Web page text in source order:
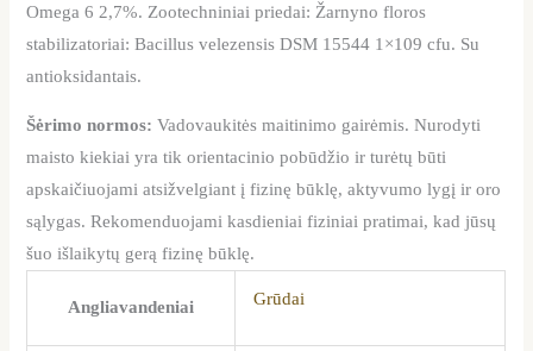
Omega 6 2,7%. Zootechniniai priedai: Žarnyno floros
stabilizatoriai: Bacillus velezensis DSM 15544 1×109 cfu. Su
antioksidantais.
Šėrimo normos:Vadovaukitės maitinimo gairėmis. Nurodyti
maisto kiekiai yra tik orientacinio pobūdžio ir turėtų būti
apskaičiuojami atsižvelgiant į fizinę būklę, aktyvumo lygį ir oro
sąlygas. Rekomenduojami kasdieniai fiziniai pratimai, kad jūsų
šuo išlaikytų gerą fizinę būklę.
Angliavandeniai Grūdai